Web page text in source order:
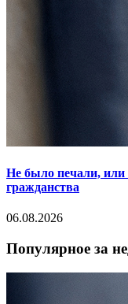
Не было печали, или
гражданства
06.08.2026
Популярное за